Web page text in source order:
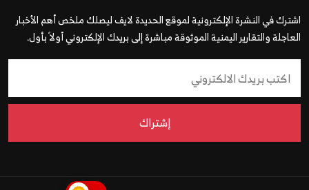
اشترك في النشرة الإلكترونية لموقع الحديدة لايف ليصلك ملخص أهم الأخبار
العاجلة والتقارير اليمنية الموثوقة مباشرة إلى بريدك الإلكتروني أولاً بأول.
إشتراك